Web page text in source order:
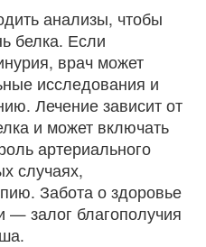
анализы, чтобы
белка. Если
врач может
исследования и
Лечение зависит от
и может включать
артериального
случаях,
Забота о здоровье
— залог благополучия